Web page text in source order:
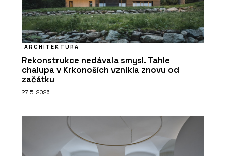
ARCHITEKTURA
Rekonstrukce nedávala smysl. Tahle
chalupa v Krkonoších vznikla znovu od
začátku
27. 5. 2026